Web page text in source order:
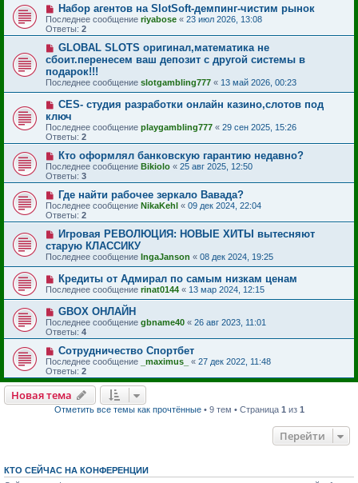
Набор агентов на SlotSoft-демпинг-чистим рынок
Последнее сообщение riyabose « 23 июл 2026, 13:08
Ответы: 2
GLOBAL SLOTS оригинал,математика не
сбоит.перенесем ваш депозит с другой системы в
подарок!!!
Последнее сообщение slotgambling777 « 13 май 2026, 00:23
СES- студия разработки онлайн казино,слотов под
ключ
Последнее сообщение playgambling777 « 29 сен 2025, 15:26
Ответы: 2
Кто оформлял банковскую гарантию недавно?
Последнее сообщение Bikiolo « 25 авг 2025, 12:50
Ответы: 3
Где найти рабочее зеркало Вавада?
Последнее сообщение NikaKehl « 09 дек 2024, 22:04
Ответы: 2
Игровая РЕВОЛЮЦИЯ: НОВЫЕ ХИТЫ вытесняют
старую КЛАССИКУ
Последнее сообщение IngaJanson « 08 дек 2024, 19:25
Кредиты от Адмирал по самым низкам ценам
Последнее сообщение rinat0144 « 13 мар 2024, 12:15
GBOX ОНЛАЙН
Последнее сообщение gbname40 « 26 авг 2023, 11:01
Ответы: 4
Сотрудничество Спортбет
Последнее сообщение _maximus_ « 27 дек 2022, 11:48
Ответы: 2
Новая тема
Отметить все темы как прочтённые• 9 тем • Страница 1 из 1
Перейти
КТО СЕЙЧАС НА КОНФЕРЕНЦИИ